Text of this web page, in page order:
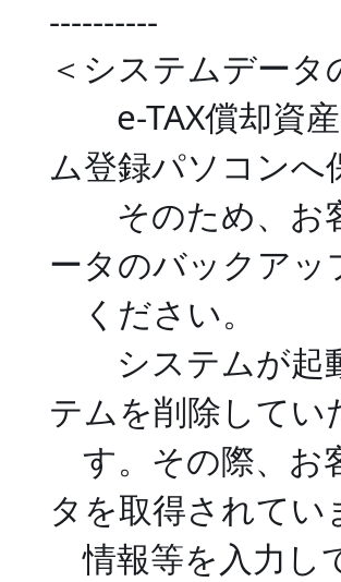
----------
＜システムデー
e-TAX償却資産
ム登録パソコンへ
そのため、お
ータのバックア
ください。
システムが起
テムを削除して
す。その際、お
タを取得されて
情報等を入力し